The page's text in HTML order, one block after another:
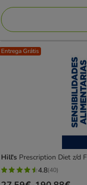
avaliações
84.26€
Entrega Grátis
Hill's Prescription Diet z/d
4.8
4.8(40)